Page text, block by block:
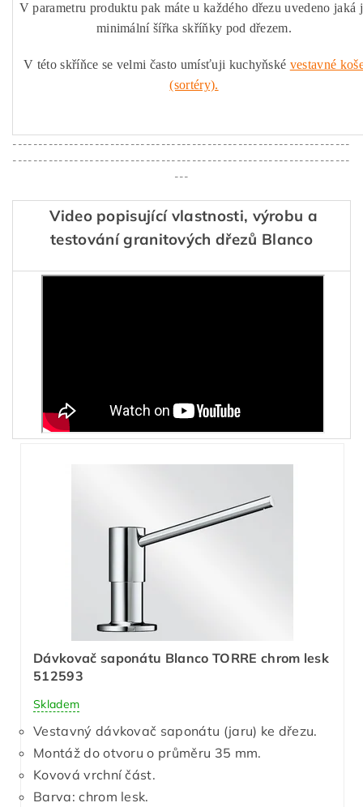
V parametru produktu pak máte u každého dřezu uvedeno jaká
minimální šířka skříňky pod dřezem.
V této skříňce se velmi často umísťuji kuchyňské vestavné
(sortéry).
------------------------------------------------------------------
------------------------------------------------------------------
---
Video popisující vlastnosti, výrobu a
testování granitových dřezů Blanco
Dávkovač saponátu Blanco TORRE chrom lesk
512593
Skladem
Vestavný dávkovač saponátu (jaru) ke dřezu.
Montáž do otvoru o průměru 35 mm.
Kovová vrchní část.
Barva: chrom lesk.